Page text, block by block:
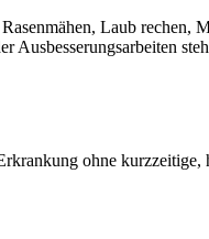
Laub
ohne